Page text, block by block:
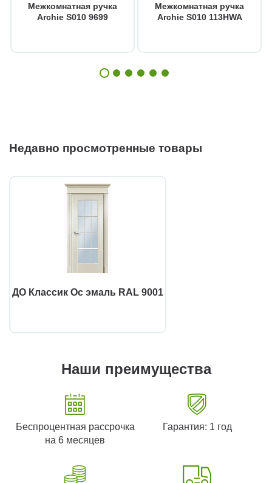
Межкомнатная ручка
Archie S010 9699
Межкомнатная ручка
Archie S010 113HWA
Недавно просмотренные товары
ДО Классик Ос эмаль RAL 9001
Наши преимущества
Беспроцентная рассрочка
на 6 месяцев
Гарантия: 1 год